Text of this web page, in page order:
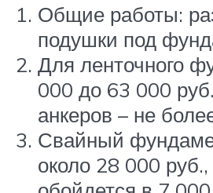
Общие работы:
подушки под
Для ленточного
000 до 63 000
анкеров – не
Свайный
около 28 000